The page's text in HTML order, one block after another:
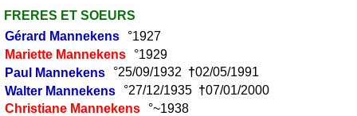
FRERES ET SOEURS
Gérard Mannekens
°1927
Mariette Mannekens
°1929
Paul Mannekens °25/09/1932 †02/05/1991
Walter Mannekens °27/12/1935 †07/01/2000
Christiane Mannekens °~1938